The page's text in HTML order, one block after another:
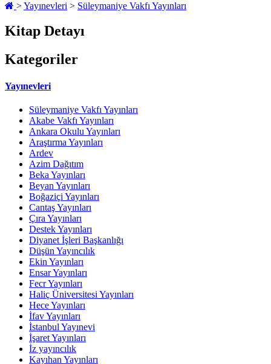
>Yayınevleri > Süleymaniye Vakfı Yayınları
Kitap Detayı
Kategoriler
Yayınevleri
Süleymaniye Vakfı Yayınları
Akabe Vakfı Yayınları
Ankara Okulu Yayınları
Araştırma Yayınları
Ardev
Azim Dağıtım
Beka Yayınları
Beyan Yayınları
Boğaziçi Yayınları
Cantaş Yayınları
Çıra Yayınları
Destek Yayınları
Diyanet İşleri Başkanlığı
Düşün Yayıncılık
Ekin Yayınları
Ensar Yayınları
Fecr Yayınları
Haliç Üniversitesi Yayınları
Hece Yayınları
İfav Yayınları
İstanbul Yayınevi
İşaret Yayınları
İz yayıncılık
Kayıhan Yayınları